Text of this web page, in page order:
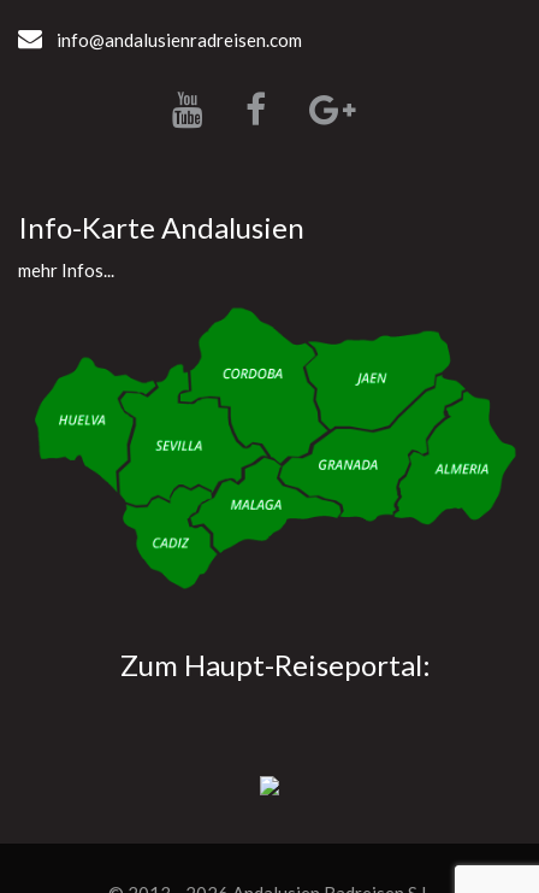
info@andalusienradreisen.com
Info-Karte Andalusien
mehr Infos...
Zum Haupt-Reiseportal: